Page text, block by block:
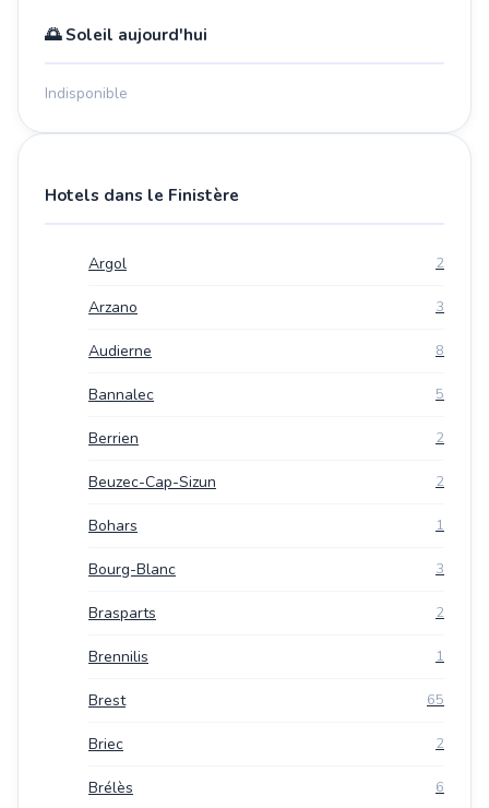
🌅 Soleil aujourd'hui
Indisponible
Hotels dans le Finistère
Argol 2
Arzano 3
Audierne 8
Bannalec 5
Berrien 2
Beuzec-Cap-Sizun 2
Bohars 1
Bourg-Blanc 3
Brasparts 2
Brennilis 1
Brest 65
Briec 2
Brélès 6